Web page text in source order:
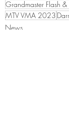
Grandmaster Flash &
MTV VMA 2023
News